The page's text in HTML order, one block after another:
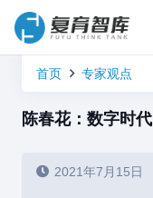
首页 专家观点
陈春花：数字时
2021年7月15日